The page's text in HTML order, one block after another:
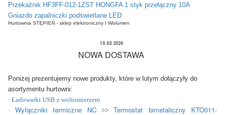
Przekaźnik HF3FF-012-1ZST HONGFA 1 styk przełączny 10A
Gniazdo zapalniczki podświetlane LED
Hurtownia STĘPIEŃ - sklep elektroniczny I Wolumen
10.03.2026
NOWA DOSTAWA
Poniżej prezentujemy nowe produkty, które w lutym dołączyły do
asortymentu hurtowni:
· Ładowarki USB z woltomierzem
·Wyłączniki termiczne NC >>Termostat bimetaliczny KTO011-